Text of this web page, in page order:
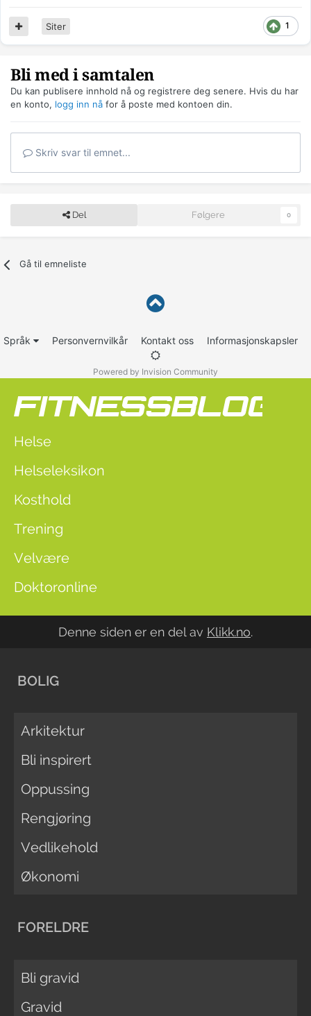
1
Siter
Bli med i samtalen
Du kan publisere innhold nå og registrere deg senere. Hvis du har
en konto, logg inn nå for å poste med kontoen din.
Skriv svar til emnet...
Del Følgere 0
Gå til emneliste
Språk Personvernvilkår Kontakt oss Informasjonskapsler
Powered by Invision Community
Helse
Helseleksikon
Kosthold
Trening
Velvære
Doktoronline
Denne siden er en del av Klikk.no.
BOLIG
Arkitektur
Bli inspirert
Oppussing
Rengjøring
Vedlikehold
Økonomi
FORELDRE
Bli gravid
Gravid